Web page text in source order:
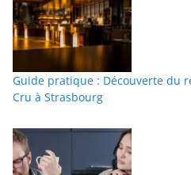
Guide pratique : Découverte du
Cru à Strasbourg